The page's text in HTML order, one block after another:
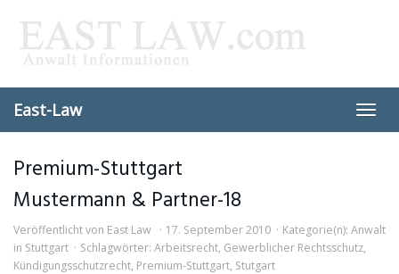
main
content
East-Law
Premium-Stuttgart
Mustermann & Partner-18
Veröffentlicht von East Law 17. September 2010 Kategorie(n): Anwalt
in Stuttgart
Schlagwörter: Arbeitsrecht, Gewerblicher Rechtsschutz,
Kündigungsschutzrecht, Premium-Stuttgart, Stutgart